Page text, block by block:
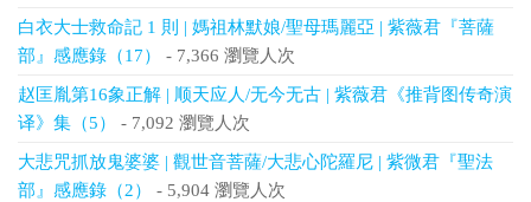
白衣大士救命記 1 則 | 媽祖林默娘/聖母瑪麗亞 | 紫薇君『菩薩
部』感應錄（17）
- 7,366 瀏覽人次
赵匡胤第16象正解 | 顺天应人/无今无古 | 紫薇君《推背图传奇演
译》集（5）
- 7,092 瀏覽人次
大悲咒抓放鬼婆婆 | 觀世音菩薩/大悲心陀羅尼 | 紫微君『聖法
部』感應錄（2）
- 5,904 瀏覽人次